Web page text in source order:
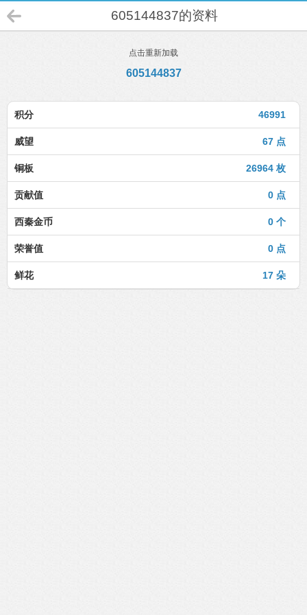
605144837的资料
点击重新加载
605144837
46991
积分
67 点
威望
26964 枚
铜板
0 点
贡献值
0 个
西秦金币
0 点
荣誉值
17 朵
鲜花